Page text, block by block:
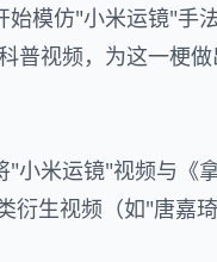
始模仿"小米运镜"手
普视频，为这一梗
"小米运镜"视频与《
衍生视频（如"唐嘉